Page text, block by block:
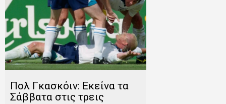
Πολ Γκασκόιν: Εκείνα τα
Σάββατα στις τρεις